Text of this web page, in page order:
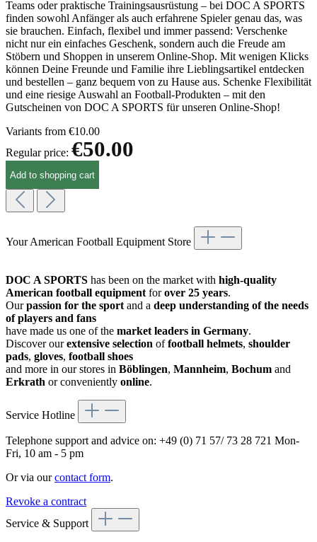
Teams oder praktische Trainingsausrüstung – bei DOC A SPORTS
finden sowohl Anfänger als auch erfahrene Spieler genau das, was
sie brauchen. Einfach, flexibel und immer passend: Verschenke
nicht nur ein einfaches Geschenk, sondern auch die Freude am
Stöbern und Shoppen in unserem Online-Shop. Mit wenigen Klicks
können Deine Freunde und Familie ihre Lieblingsartikel entdecken
und bestellen – ganz bequem von zu Hause aus. Schenke Flexibilität
und eine riesige Auswahl an Football-Produkten – mit den
Gutscheinen von DOC A SPORTS für unseren Online-Shop!
Variants from €10.00
Regular price: €50.00
Add to shopping cart
Your American Football Equipment Store
DOC A SPORTS has been on the market with high-quality
American football equipment forover 25 years.
Ourpassion for the sport and a deep understanding of the needs
of players and fans
have made us one of the market leaders in Germany.
Discover ourextensive selection offootball helmets, shoulder
pads, gloves, football shoes
and more in our stores in Böblingen, Mannheim, Bochum and
Erkrath or conveniently online.
Service Hotline
Telephone support and advice on: +49 (0) 71 57/ 73 28 721 Mon-
Fri, 10 am - 5 pm
Or via ourcontact form.
Revoke a contract
Service & Support